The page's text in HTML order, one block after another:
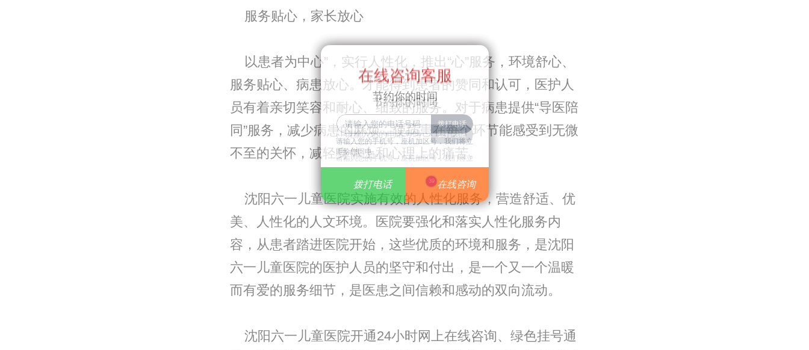
服务贴心，家长放心
以患者为中心”，实行人性化，推出“心”服务，环境舒心、
服务贴心、病患放心。才能得到患者的赞同和认可，医护人
员有着亲切笑容和耐心、细致的服务。对于病患提供“导医陪
同”服务，减少病患的麻烦，使病患在每个环节能感受到无微
不至的关怀，减轻身体上和心理上的痛苦。
沈阳六一儿童医院实施有效的人性化服务，营造舒适、优
美、人性化的人文环境。医院要强化和落实人性化服务内
容，从患者踏进医院开始，这些优质的环境和服务，是沈阳
六一儿童医院的医护人员的坚守和付出，是一个又一个温暖
而有爱的服务细节，是医患之间信赖和感动的双向流动。
沈阳六一儿童医院开通24小时网上在线咨询、绿色挂号通
在线咨询客服
节约你的时间
请输入您的手机号，座机加区号，我们将立
即给您回电。
拨打电话 39 在线咨询
在线咨询客服
节约你的时间
请输入您的手机号，座机加区号，我们将立
即给您回电。
拨打电话 在线咨询